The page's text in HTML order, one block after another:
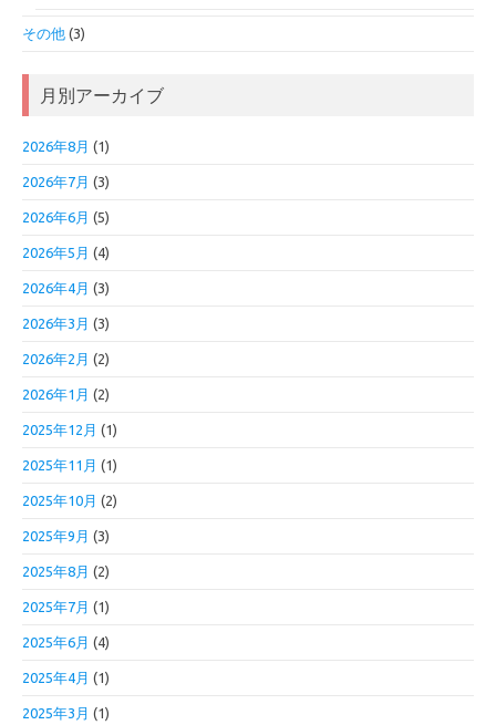
その他 (3)
月別アーカイブ
2026年8月 (1)
2026年7月 (3)
2026年6月 (5)
2026年5月 (4)
2026年4月 (3)
2026年3月 (3)
2026年2月 (2)
2026年1月 (2)
2025年12月 (1)
2025年11月 (1)
2025年10月 (2)
2025年9月 (3)
2025年8月 (2)
2025年7月 (1)
2025年6月 (4)
2025年4月 (1)
2025年3月 (1)